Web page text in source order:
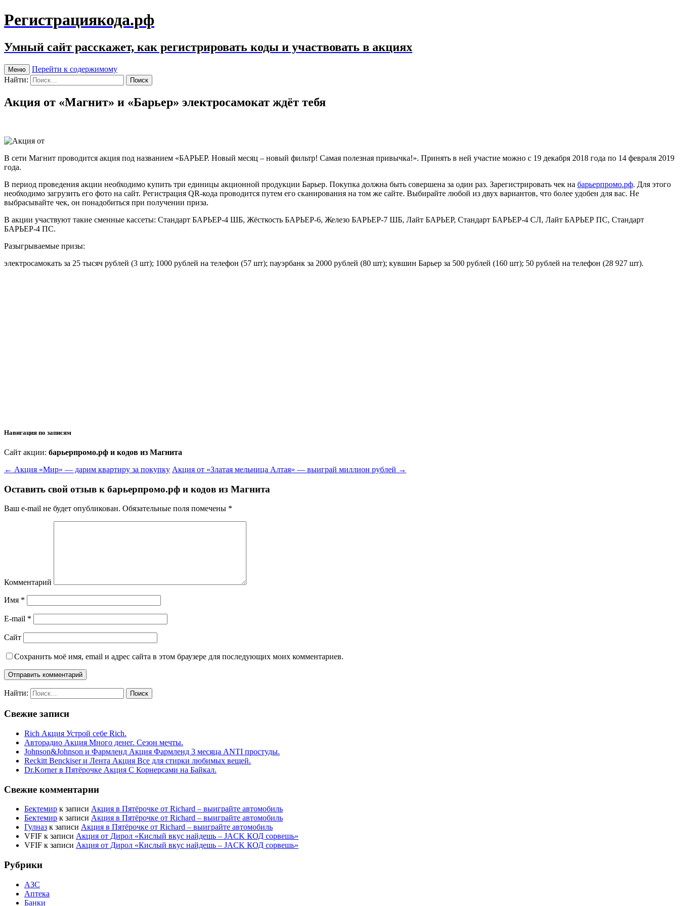
Регистрациякода.рф
Умный сайт расскажет, как регистрировать коды и участвовать в акциях
Меню
Перейти к содержимому
Найти:
Акция от «Магнит» и «Барьер» электросамокат ждёт тебя
В сети Магнит проводится акция под названием «БАРЬЕР. Новый месяц – новый фильтр! Самая полезная привычка!». Принять в ней участие можно с 19 декабря 2018 года по 14 февраля 2019
года.
В период проведения акции необходимо купить три единицы акционной продукции Барьер. Покупка должна быть совершена за один раз. Зарегистрировать чек на барьерпромо.рф. Для этого
необходимо загрузить его фото на сайт. Регистрация QR-кода проводится путем его сканирования на том же сайте. Выбирайте любой из двух вариантов, что более удобен для вас. Не
выбрасывайте чек, он понадобиться при получении приза.
В акции участвуют такие сменные кассеты: Стандарт БАРЬЕР-4 ШБ, Жёсткость БАРЬЕР-6, Железо БАРЬЕР-7 ШБ, Лайт БАРЬЕР, Стандарт БАРЬЕР-4 СЛ, Лайт БАРЬЕР ПС, Стандарт
БАРЬЕР-4 ПС.
Разыгрываемые призы:
электросамокать за 25 тысяч рублей (3 шт); 1000 рублей на телефон (57 шт); пауэрбанк за 2000 рублей (80 шт); кувшин Барьер за 500 рублей (160 шт); 50 рублей на телефон (28 927 шт).
Навигация по записям
Сайт акции: барьерпромо.рф и кодов из Магнита
← Акция «Мир» — дарим квартиру за покупку Акция от «Златая мельница Алтая» — выиграй миллион рублей →
Оставить свой отзыв к барьерпромо.рф и кодов из Магнита
Ваш e-mail не будет опубликован. Обязательные поля помечены *
Комментарий
Имя *
E-mail *
Сайт
Сохранить моё имя, email и адрес сайта в этом браузере для последующих моих комментариев.
Найти:
Свежие записи
Rich Акция Устрой себе Rich.
Авторадио Акция Много денег. Сезон мечты.
Johnson&Johnson и Фармленд Акция Фармленд 3 месяца ANTI простуды.
Reckitt Benckiser и Лента Акция Все для стирки любимых вещей.
Dr.Korner в Пятёрочке Акция С Корнерсами на Байкал.
Свежие комментарии
Бектемир к записи Акция в Пятёрочке от Richard – выиграйте автомобиль
Бектемир к записи Акция в Пятёрочке от Richard – выиграйте автомобиль
Гулназ к записи Акция в Пятёрочке от Richard – выиграйте автомобиль
VFIF к записи Акция от Дирол «Кислый вкус найдешь – JACK КОД сорвешь»
VFIF к записи Акция от Дирол «Кислый вкус найдешь – JACK КОД сорвешь»
Рубрики
АЗС
Аптека
Банки